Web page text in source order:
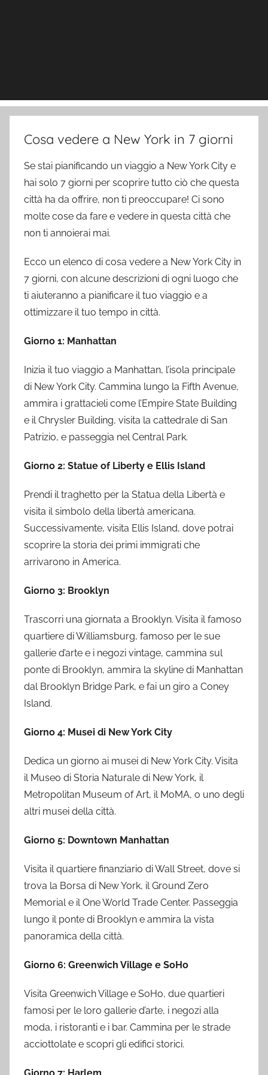
Cosa vedere a New York in 7 giorni
Se stai pianificando un viaggio a New York City e
hai solo 7 giorni per scoprire tutto ciò che questa
città ha da offrire, non ti preoccupare! Ci sono
molte cose da fare e vedere in questa città che
non ti annoierai mai.
Ecco un elenco di cosa vedere a New York City in
7 giorni, con alcune descrizioni di ogni luogo che
ti aiuteranno a pianificare il tuo viaggio e a
ottimizzare il tuo tempo in città.
Giorno 1: Manhattan
Inizia il tuo viaggio a Manhattan, l’isola principale
di New York City. Cammina lungo la Fifth Avenue,
ammira i grattacieli come l’Empire State Building
e il Chrysler Building, visita la cattedrale di San
Patrizio, e passeggia nel Central Park.
Giorno 2: Statue of Liberty e Ellis Island
Prendi il traghetto per la Statua della Libertà e
visita il simbolo della libertà americana.
Successivamente, visita Ellis Island, dove potrai
scoprire la storia dei primi immigrati che
arrivarono in America.
Giorno 3: Brooklyn
Trascorri una giornata a Brooklyn. Visita il famoso
quartiere di Williamsburg, famoso per le sue
gallerie d’arte e i negozi vintage, cammina sul
ponte di Brooklyn, ammira la skyline di Manhattan
dal Brooklyn Bridge Park, e fai un giro a Coney
Island.
Giorno 4: Musei di New York City
Dedica un giorno ai musei di New York City. Visita
il Museo di Storia Naturale di New York, il
Metropolitan Museum of Art, il MoMA, o uno degli
altri musei della città.
Giorno 5: Downtown Manhattan
Visita il quartiere finanziario di Wall Street, dove si
trova la Borsa di New York, il Ground Zero
Memorial e il One World Trade Center. Passeggia
lungo il ponte di Brooklyn e ammira la vista
panoramica della città.
Giorno 6: Greenwich Village e SoHo
Visita Greenwich Village e SoHo, due quartieri
famosi per le loro gallerie d’arte, i negozi alla
moda, i ristoranti e i bar. Cammina per le strade
acciottolate e scopri gli edifici storici.